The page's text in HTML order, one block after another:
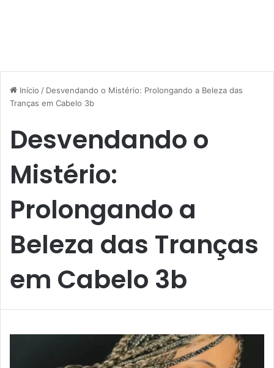
Início / Desvendando o Mistério: Prolongando a Beleza das
Tranças em Cabelo 3b
Desvendando o
Mistério:
Prolongando a
Beleza das Tranças
em Cabelo 3b